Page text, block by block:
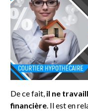
De ce fait, il ne
financière. Il est en